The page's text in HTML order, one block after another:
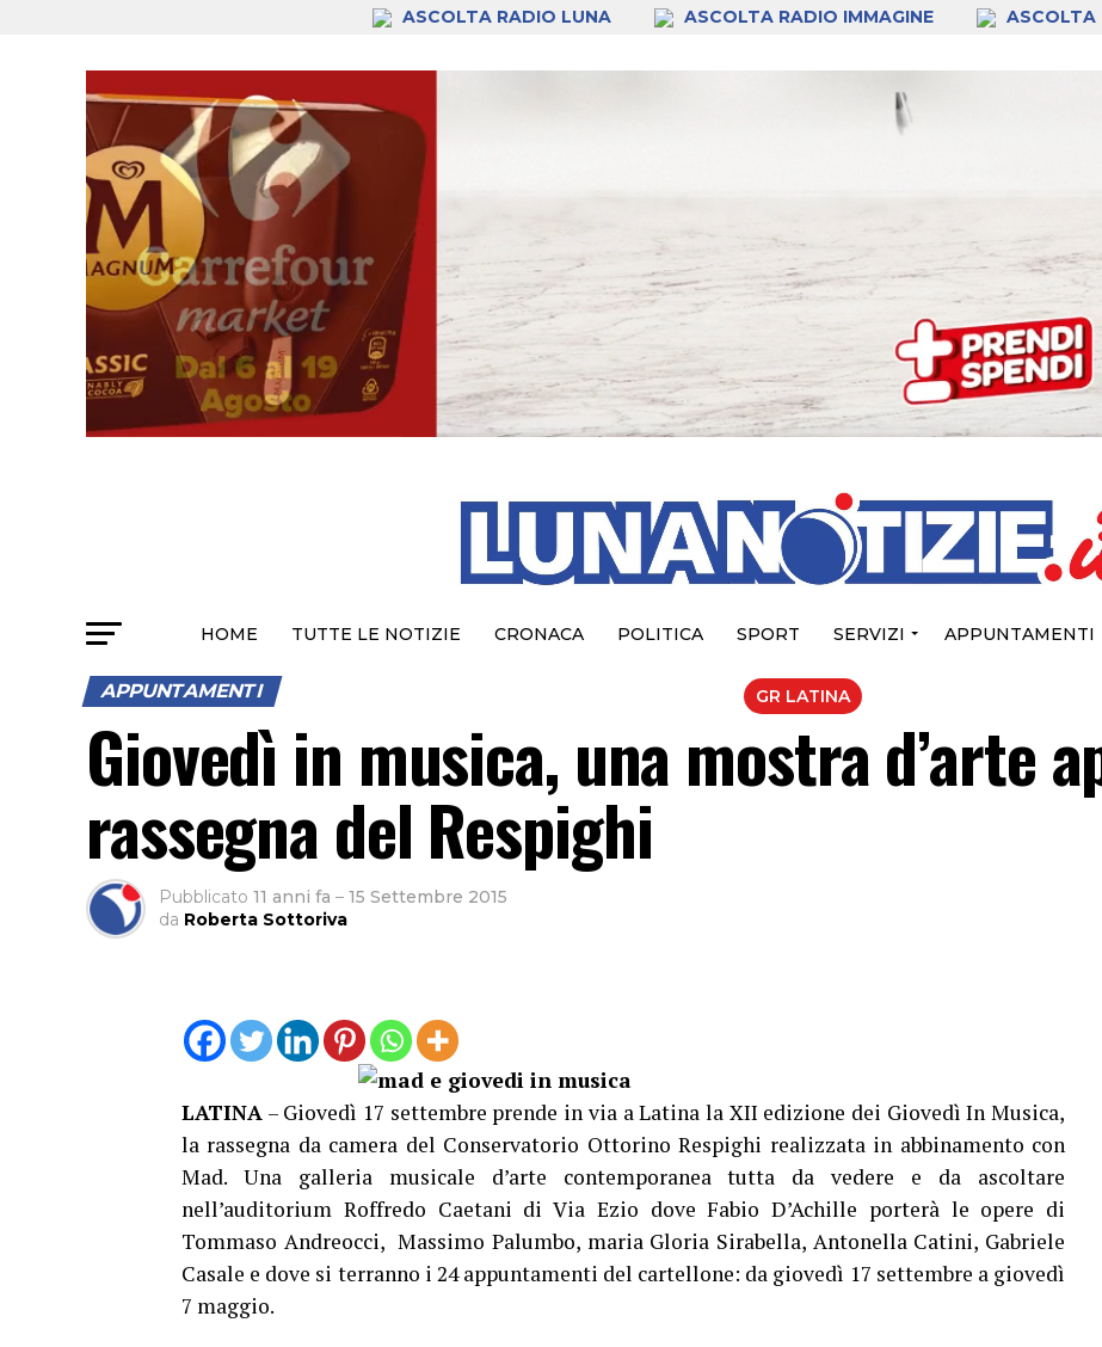
ASCOLTA RADIO LUNA ASCOLTA RADIO IMMAGINE ASCOLTA
HOME TUTTE LE NOTIZIE CRONACA POLITICA SPORT SERVIZI APPUNTAMENTI
GR LATINA
APPUNTAMENTI
Giovedì in musica, una mostra d’arte
rassegna del Respighi
Pubblicato 11 anni fa – 15 Settembre 2015
da Roberta Sottoriva
LATINA – Giovedì 17 settembre prende in via a Latina la XII edizione dei Giovedì In Musica,
la rassegna da camera del Conservatorio Ottorino Respighi realizzata in abbinamento con
Mad. Una galleria musicale d’arte contemporanea tutta da vedere e da ascoltare
nell’auditorium Roffredo Caetani di Via Ezio dove Fabio D’Achille porterà le opere di
Tommaso Andreocci, Massimo Palumbo, maria Gloria Sirabella, Antonella Catini, Gabriele
Casale e dove si terranno i 24 appuntamenti del cartellone: da giovedì 17 settembre a giovedì
7 maggio.